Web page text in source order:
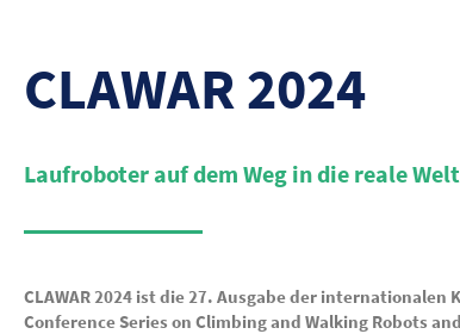
CLAWAR 2024
Laufroboter auf dem Weg in die reale Welt
CLAWAR 2024 ist die 27. Ausgabe der
Conference Series on Climbing and Walking Robots